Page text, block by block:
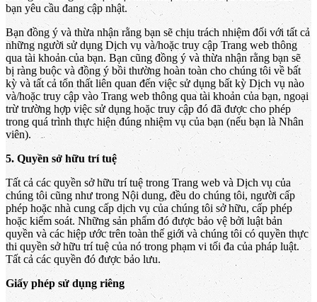
bạn yêu cầu đang cập nhật.
Bạn đồng ý và thừa nhận rằng bạn sẽ chịu trách nhiệm đối với tất cả
những người sử dụng Dịch vụ và/hoặc truy cập Trang web thông
qua tài khoản của bạn. Bạn cũng đồng ý và thừa nhận rằng bạn sẽ
bị ràng buộc và đồng ý bồi thường hoàn toàn cho chúng tôi về bất
kỳ và tất cả tổn thất liên quan đến việc sử dụng bất kỳ Dịch vụ nào
và/hoặc truy cập vào Trang web thông qua tài khoản của bạn, ngoại
trừ trường hợp việc sử dụng hoặc truy cập đó đã được cho phép
trong quá trình thực hiện đúng nhiệm vụ của bạn (nếu bạn là Nhân
viên).
5. Quyền sở hữu trí tuệ
Tất cả các quyền sở hữu trí tuệ trong Trang web và Dịch vụ của
chúng tôi cũng như trong Nội dung, đều do chúng tôi, người cấp
phép hoặc nhà cung cấp dịch vụ của chúng tôi sở hữu, cấp phép
hoặc kiểm soát. Những sản phẩm đó được bảo vệ bởi luật bản
quyền và các hiệp ước trên toàn thế giới và chúng tôi có quyền thực
thi quyền sở hữu trí tuệ của nó trong phạm vi tối đa của pháp luật.
Tất cả các quyền đó được bảo lưu.
Giấy phép sử dụng riêng